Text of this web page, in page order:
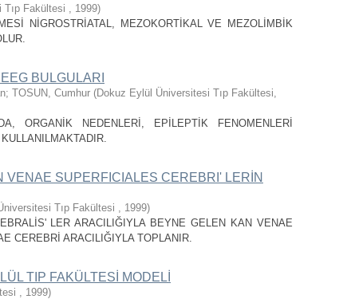
Fakültesi , 1999)
NİGROSTRİATAL, MEZOKORTİKAL VE MEZOLİMBİK
BULGULARI
; TOSUN, Cumhur (Dokuz Eylül Üniversitesi Tıp Fakültesi,
ORGANİK NEDENLERİ, EPİLEPTİK FENOMENLERİ
VENAE SUPERFICIALES CEREBRI' LERİN
Tıp Fakültesi , 1999)
LER ARACILIĞIYLA BEYNE GELEN KAN VENAE
CEREBRİ ARACILIĞIYLA TOPLANIR.
TIP FAKÜLTESİ MODELİ
, 1999)